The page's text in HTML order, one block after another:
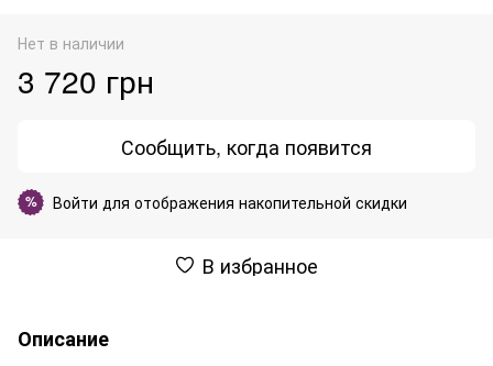
Нет в наличии
3 720 грн
Сообщить, когда появится
% Войти для отображения накопительной скидки
В избранное
Описание